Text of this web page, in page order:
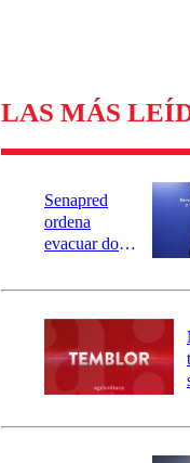
LAS MÁS
Senapred
ordena
evacuar dos
Carahue por
río Damas:
activa
mensajería
SAE